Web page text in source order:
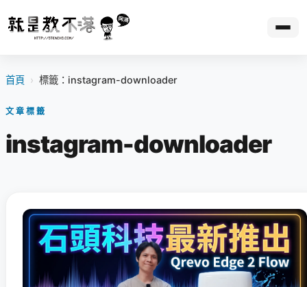
首頁 › 標籤：instagram-downloader
文章標籤
instagram-downloader